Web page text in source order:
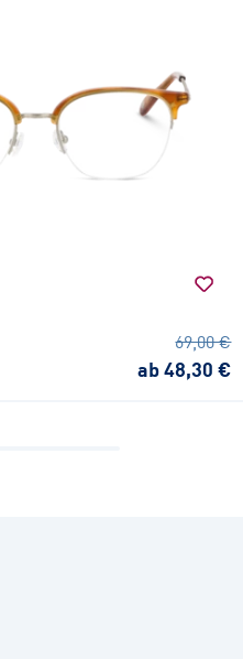
69,00 €
ab 48,30 €